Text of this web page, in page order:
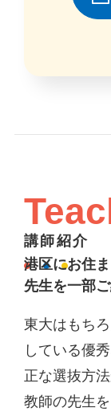
講師紹介
港区にお住
先生を一部
東大はもち
している優
正な選抜方
教師の先生